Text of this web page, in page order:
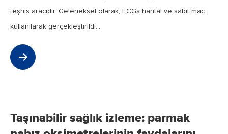
teşhis aracıdır. Geleneksel olarak, ECGs hantal ve sabit mac
kullanılarak gerçekleştirildi...
Taşınabilir sağlık izleme: parmak